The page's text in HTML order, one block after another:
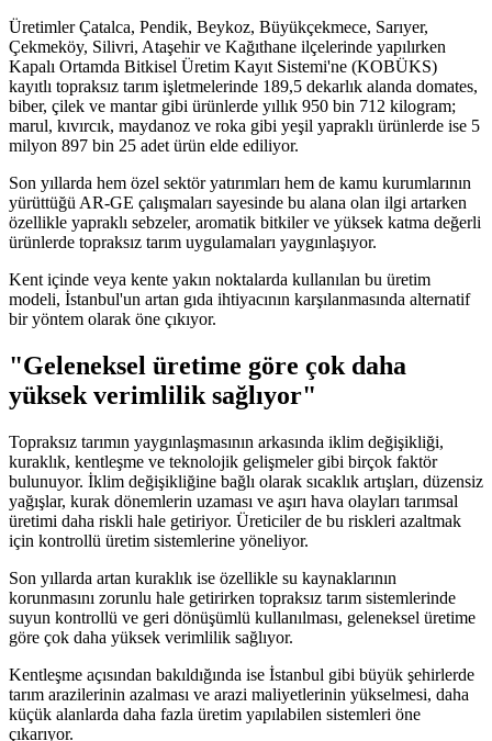
Üretimler Çatalca, Pendik, Beykoz, Büyükçekmece, Sarıyer,
Çekmeköy, Silivri, Ataşehir ve Kağıthane ilçelerinde yapılırken
Kapalı Ortamda Bitkisel Üretim Kayıt Sistemi'ne (KOBÜKS)
kayıtlı topraksız tarım işletmelerinde 189,5 dekarlık alanda domates,
biber, çilek ve mantar gibi ürünlerde yıllık 950 bin 712 kilogram;
marul, kıvırcık, maydanoz ve roka gibi yeşil yapraklı ürünlerde ise 5
milyon 897 bin 25 adet ürün elde ediliyor.
Son yıllarda hem özel sektör yatırımları hem de kamu kurumlarının
yürüttüğü AR-GE çalışmaları sayesinde bu alana olan ilgi artarken
özellikle yapraklı sebzeler, aromatik bitkiler ve yüksek katma değerli
ürünlerde topraksız tarım uygulamaları yaygınlaşıyor.
Kent içinde veya kente yakın noktalarda kullanılan bu üretim
modeli, İstanbul'un artan gıda ihtiyacının karşılanmasında alternatif
bir yöntem olarak öne çıkıyor.
"Geleneksel üretime göre çok daha
yüksek verimlilik sağlıyor"
Topraksız tarımın yaygınlaşmasının arkasında iklim değişikliği,
kuraklık, kentleşme ve teknolojik gelişmeler gibi birçok faktör
bulunuyor. İklim değişikliğine bağlı olarak sıcaklık artışları, düzensiz
yağışlar, kurak dönemlerin uzaması ve aşırı hava olayları tarımsal
üretimi daha riskli hale getiriyor. Üreticiler de bu riskleri azaltmak
için kontrollü üretim sistemlerine yöneliyor.
Son yıllarda artan kuraklık ise özellikle su kaynaklarının
korunmasını zorunlu hale getirirken topraksız tarım sistemlerinde
suyun kontrollü ve geri dönüşümlü kullanılması, geleneksel üretime
göre çok daha yüksek verimlilik sağlıyor.
Kentleşme açısından bakıldığında ise İstanbul gibi büyük şehirlerde
tarım arazilerinin azalması ve arazi maliyetlerinin yükselmesi, daha
küçük alanlarda daha fazla üretim yapılabilen sistemleri öne
çıkarıyor.